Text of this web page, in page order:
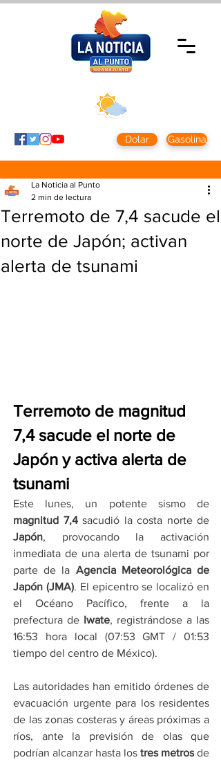
Dolar Gasolina
Terremoto de 7,4 sacude el
norte de Japón; activan
alerta de tsunami
La Noticia al Punto
2 min de lectura
Terremoto de magnitud
7,4 sacude el norte de
Japón y activa alerta de
tsunami
magnitud 7,4
Japón, provocando la activación
inmediata de una alerta de tsunami por
parte de la Agencia Meteorológica de
Japón (JMA). El epicentro se localizó en
el Océano Pacífico, frente a la
prefectura de Iwate, registrándose a las
16:53 hora local (07:53 GMT / 01:53
tiempo del centro de México).
Las autoridades han emitido órdenes de
evacuación urgente para los residentes
de las zonas costeras y áreas próximas a
ríos, ante la previsión de olas que
podrían alcanzar hasta los tres metros de